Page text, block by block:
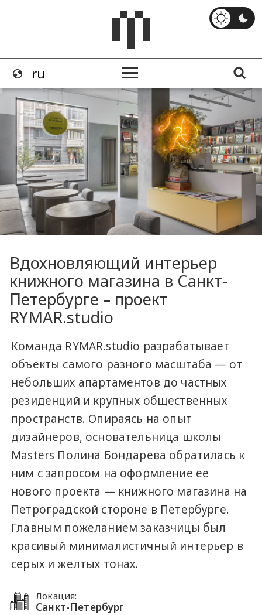
Вдохновляющий интерьер
книжного магазина в Санкт-
Петербурге – проект
RYMAR.studio
Команда RYMAR.studio разрабатывает
объекты самого разного масштаба — от
небольших апартаментов до частных
резиденций и крупных общественных
пространств. Опираясь на опыт
дизайнеров, основательница школы
Masters Полина Бондарева обратилась к
ним с запросом на оформление ее
нового проекта — книжного магазина на
Петроградской стороне в Петербурге.
Главным пожеланием заказчицы был
красивый минималистичный интерьер в
серых и желтых тонах.
Локация:
Санкт-Петербург